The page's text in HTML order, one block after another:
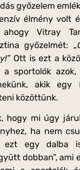
győzelem
élmény volt
Vitray
győzelmét:
Ott is ezt a
a sportolók
akik egy
közöttünk.
hogy mi úgy
ha nem
ezt egy dalba
dobban”, ami